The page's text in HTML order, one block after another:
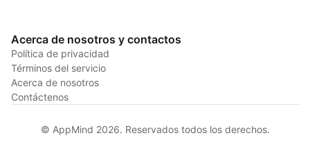
Acerca de nosotros y contactos
Política de privacidad
Términos del servicio
Acerca de nosotros
Contáctenos
© AppMind 2026. Reservados todos los derechos.